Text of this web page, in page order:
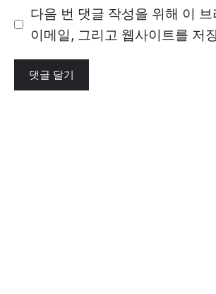
트
다음 번 댓글 작성을 위해 이
이메일, 그리고 웹사이트를 저